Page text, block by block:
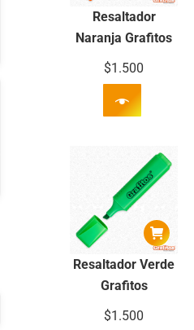
Resaltador
Naranja Grafitos
$1.500
Resaltador Verde
Grafitos
$1.500